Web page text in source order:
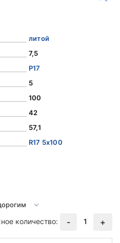
литой
7,5
Р17
5
100
42
57,1
R17 5x100
количество:
- 1 +